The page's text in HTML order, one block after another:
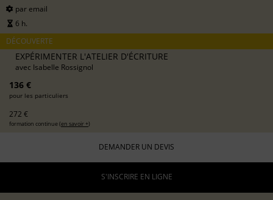
par email
6 h.
DÉCOUVERTE
EXPÉRIMENTER L'ATELIER D'ÉCRITURE
avec Isabelle Rossignol
136 €
pour les particuliers
272 €
formation continue (en savoir +)
DEMANDER UN DEVIS
S'INSCRIRE EN LIGNE